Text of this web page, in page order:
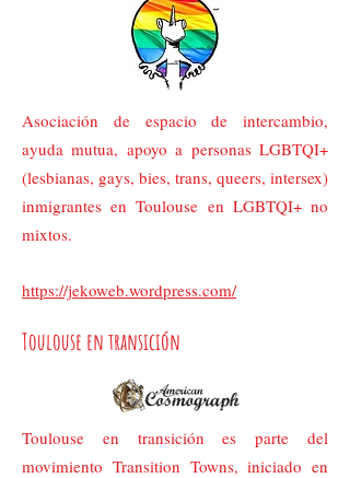
Asociación de espacio de intercambio,
ayuda mutua, apoyo a personas LGBTQI+
(lesbianas, gays, bies, trans, queers, intersex)
inmigrantes en Toulouse en LGBTQI+ no
mixtos.
https://jekoweb.wordpress.com/
Toulouse en transición
Toulouse en transición es parte del
movimiento Transition Towns, iniciado en